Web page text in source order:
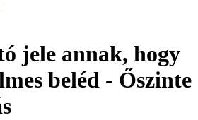
jele annak, hogy
beléd - Őszinte